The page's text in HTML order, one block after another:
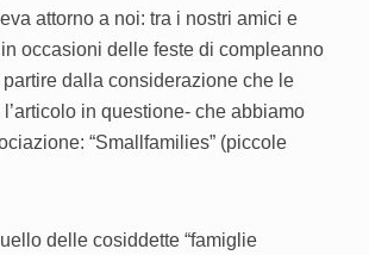
attorno a noi: tra i nostri amici e
occasioni delle feste di compleanno
dalla considerazione che le
in questione- che abbiamo
“Smallfamilies” (piccole
delle cosiddette “famiglie